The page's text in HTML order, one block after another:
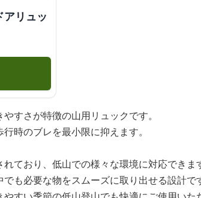
リュッ
すさが特徴の山用リュックです。
時のブレを最小限に抑えます。
ており、低山での様々な環境に対応できま
も必要な物をスムーズに取り出せる設計で